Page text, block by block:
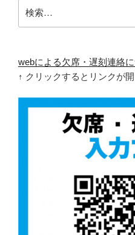
索:
webによる欠席・遅刻連絡
↑ クリックするとリンクが開